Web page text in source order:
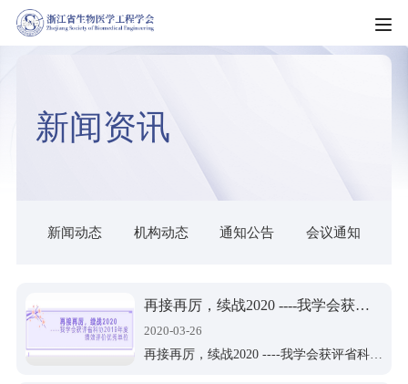
走进学会
组织架构
专业委员会（分会）
新闻动态
通知公告
会议通知
科普园地
团体标准
会员服务
新闻资讯
新闻动态 机构动态 通知公告 会议通知
再接再厉，续战2020 ----我学会获评省科协2019年度绩效评价优秀单位
2020-03-26
再接再厉，续战2020 ----我学会获评省科协2019年度绩效评价优秀单位